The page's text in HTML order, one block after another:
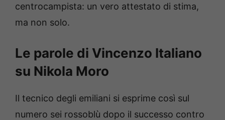
centrocampista: un vero attestato di stima,
ma non solo.
Le parole di Vincenzo Italiano
su Nikola Moro
Il tecnico degli emiliani si esprime così sul
numero sei rossoblù dopo il successo contro